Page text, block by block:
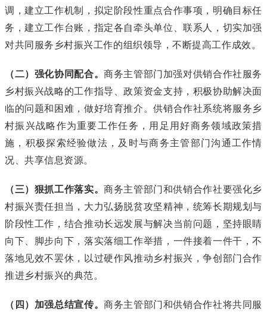
调，建立工作机制，拟定阶段性重点合作事项，明确目标任
务，建立工作台账，指定各自牵头单位、联系人，切实加强
对共同服务乡村振兴工作的组织领导，不断提高工作成效。
（二）强化协同配合。商务主管部门加强对供销合作社服务
乡村振兴战略的工作指导、政策资金支持，积极协助解决面
临的问题和困难，做好培育推介。供销合作社系统将服务乡
村振兴战略作为重要工作任务，用足用好商务领域政策措
施，积极探索经验做法，及时与商务主管部门沟通工作情
况、共享信息资源。
（三）狠抓工作落实。商务主管部门和供销合作社要强化乡
村振兴责任担当，大力弘扬脱贫攻坚精神，统筹长期规划与
阶段性工作，结合推动长远发展与解决当前问题，坚持眼睛
向下、脚步向下，落实落细工作举措，一件接着一件干，不
落地见效不罢休，以过硬作风推动乡村振兴，争创部门合作
推进乡村振兴的典范。
（四）加强总结宣传。商务主管部门和供销合作社将共同服